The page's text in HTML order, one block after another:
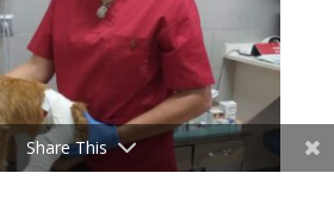
Share This